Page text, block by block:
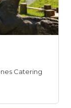
Catering